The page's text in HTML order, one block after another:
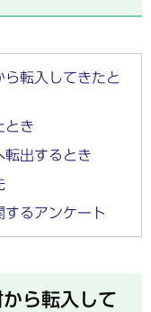
ら転入してきたと
とき
転出するとき
するアンケート
ら転入して